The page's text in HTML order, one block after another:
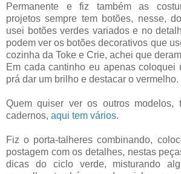
Permanente e fiz também as
projetos sempre tem botões, nesse,
usei botões verdes variados e no
podem ver os botões decorativos que
cozinha da Toke e Crie, achei que
Em cada cantinho eu apenas coloquei
prá dar um brilho e destacar o vermelho.
Quem quiser ver os outros modelos,
cadernos, aqui tem vários.
Fiz o porta-talheres combinando,
postagem com os detalhes, nestas
dicas do ciclo verde, misturando